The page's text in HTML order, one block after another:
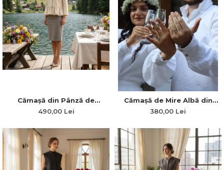
Cămașă din Pânză de
Bumbac Robust cu Mâneci
3/4 Simple și Plii în Talie
490,00 Lei
Cămașă de Mire Albă din
Pânză Topită de Inspirație
Tradițională Românească
380,00 Lei